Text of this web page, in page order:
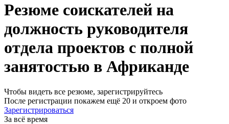
Резюме соискателей на
должность руководителя
отдела проектов с полной
занятостью в Африканде
Чтобы видеть все резюме, зарегистрируйтесь
После регистрации покажем ещё 20 и откроем фото
Зарегистрироваться
За всё время